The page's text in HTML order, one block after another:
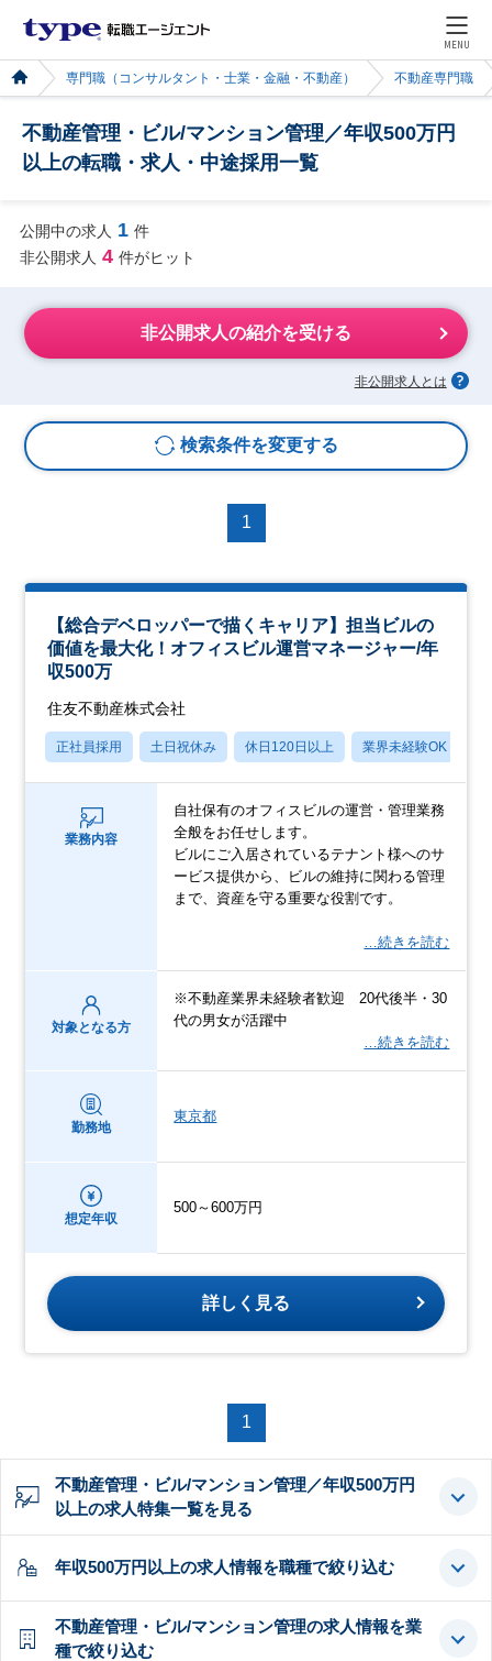
MENU
専門職（コンサルタント・士業・金融・不動産） 不動産専門職
不動産管理・ビル/マンション管理／年収500万円
以上の転職・求人・中途採用一覧
公開中の求人 1 件
非公開求人 4 件がヒット
非公開求人の紹介を受ける
非公開求人とは
検索条件を変更する
1
【総合デベロッパーで描くキャリア】担当ビルの
価値を最大化！オフィスビル運営マネージャー/年
収500万
住友不動産株式会社
正社員採用 土日祝休み 休日120日以上 業界未経験OK
業務内容
自社保有のオフィスビルの運営・管理業務
全般をお任せします。
ビルにご入居されているテナント様へのサ
ービス提供から、ビルの維持に関わる管理
まで、資産を守る重要な役割です。
…続きを読む
対象となる方
※不動産業界未経験者歓迎 20代後半・30
代の男女が活躍中
…続きを読む
勤務地
東京都
想定年収
500～600万円
詳しく見る
1
不動産管理・ビル/マンション管理／年収500万円
以上の求人特集一覧を見る
年収500万円以上の求人情報を職種で絞り込む
不動産管理・ビル/マンション管理の求人情報を業
種で絞り込む